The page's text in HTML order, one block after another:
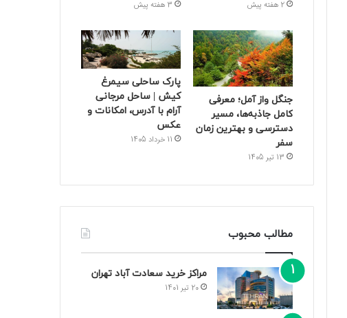
2 هفته پیش 3 هفته پیش
جنگل واز آمل؛ معرفی
کامل جاذبه‌ها، مسیر
دسترسی و بهترین زمان
سفر
13 تیر 1405
پارک ساحلی سیمرغ
کیش | ساحل مرجانی
آرام با آدرس، امکانات و
عکس
11 خرداد 1405
مطالب محبوب
مراکز خرید سعادت‌ آباد تهران
20 تیر 1401